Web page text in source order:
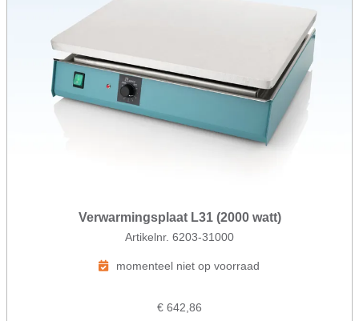
Verwarmingsplaat L31 (2000 watt)
Artikelnr. 6203-31000
momenteel niet op voorraad
€ 642,86